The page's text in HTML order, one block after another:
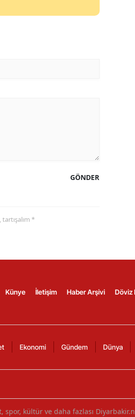
GÖNDER
*
Künye İletişim Haber Arşivi Döviz
Ekonomi Gündem Dünya
kültür ve daha fazlası